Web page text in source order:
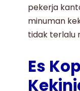
pekerja
minuman
tidak terlalu
Es